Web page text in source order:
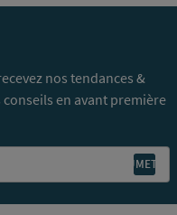
nos tendances &
en avant première